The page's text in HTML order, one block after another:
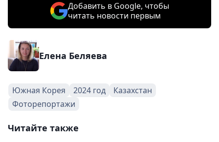
Добавить в Google, чтобы
читать новости первым
Елена Беляева
Южная Корея 2024 год
Казахстан
Фоторепортажи
Читайте также